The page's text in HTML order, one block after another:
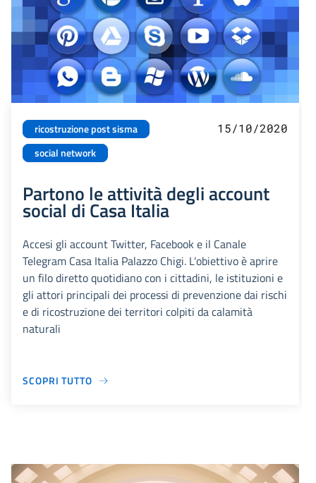
ricostruzione post sisma
social network
15/10/2020
Partono le attività degli account
social di Casa Italia
Accesi gli account Twitter, Facebook e il Canale
Telegram Casa Italia Palazzo Chigi. L'obiettivo è aprire
un filo diretto quotidiano con i cittadini, le istituzioni e
gli attori principali dei processi di prevenzione dai rischi
e di ricostruzione dei territori colpiti da calamità
naturali
SCOPRI TUTTO